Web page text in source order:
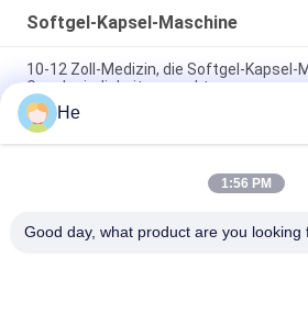
Softgel-Kapsel-Maschine
10-12 Zoll-Medizin, die Softgel-Kapsel-
Geschwindigkeit verpackt
10 Zoll-Skala-Öl-Verpackung Softgel-
Störungs-Diagnose
Laborgebrauchs-Fisch-Öl-Vitamin
He
1:56 PM
Good day, what product are you looking